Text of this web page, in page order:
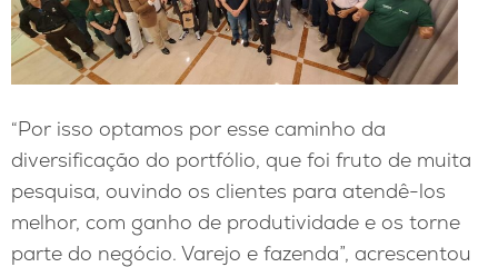
“Por isso optamos por esse caminho da
diversificação do portfólio, que foi fruto de muita
pesquisa, ouvindo os clientes para atendê-los
melhor, com ganho de produtividade e os torne
parte do negócio. Varejo e fazenda”, acrescentou